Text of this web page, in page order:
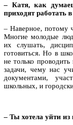
– Катя, как
приходят работать
– Наверное, потому
Многие молодые
их слушать,
готовиться. Но в
не только
задачи, чему нас
документами,
школьных, и
– Ты хотела уйти